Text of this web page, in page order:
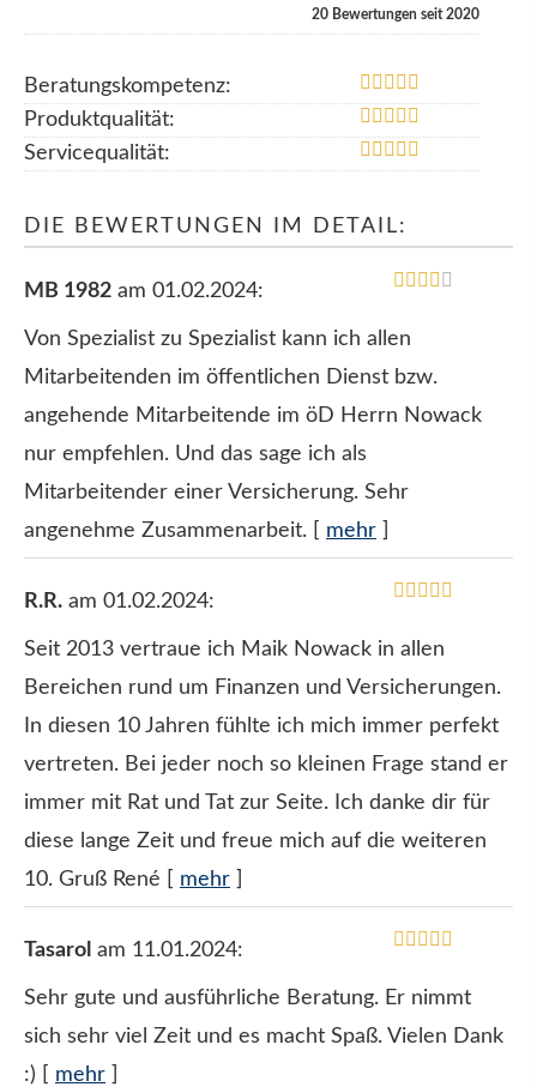
20 Bewertungen seit 2020
Beratungskompetenz:
Produktqualität:
Servicequalität:
DIE BEWERTUNGEN IM DETAIL:
MB 1982 am 01.02.2024:
Von Spezialist zu Spezialist kann ich allen
Mitarbeitenden im öffentlichen Dienst bzw.
angehende Mitarbeitende im öD Herrn Nowack
nur empfehlen. Und das sage ich als
Mitarbeitender einer Versicherung. Sehr
angenehme Zusammenarbeit.
mehr
R.R. am 01.02.2024:
Seit 2013 vertraue ich Maik Nowack in allen
Bereichen rund um Finanzen und Versicherungen.
In diesen 10 Jahren fühlte ich mich immer perfekt
vertreten. Bei jeder noch so kleinen Frage stand er
immer mit Rat und Tat zur Seite. Ich danke dir für
diese lange Zeit und freue mich auf die weiteren
10. Gruß René
mehr
Tasarol am 11.01.2024:
Sehr gute und ausführliche Beratung. Er nimmt
sich sehr viel Zeit und es macht Spaß. Vielen Dank
:)
mehr